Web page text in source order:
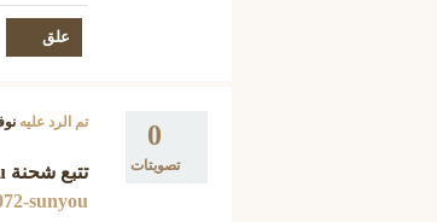
0
تصويتات
تم الرد عليه
تتبع شحنة SunYou والتي تبدأ حروف الشحنة بـ ( SYOM )عن طريق الرابط :
sunyou